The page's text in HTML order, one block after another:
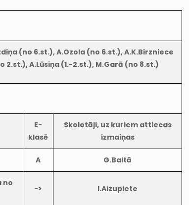
(no 6.st.), A.Ozola (no 6.st.), A.K.Birzniece
A.Lūsiņa (1.-2.st.), M.Garā (no 8.st.)
E-
klasē
Skolotāji, uz kuriem attiecas
izmaiņas
A G.Baltā
no
-> I.Aizupiete